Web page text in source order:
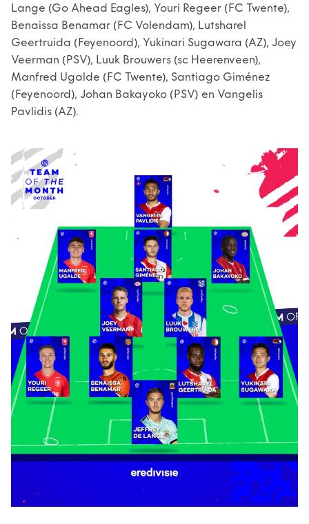
Lange (Go Ahead Eagles), Youri Regeer (FC Twente),
Benaissa Benamar (FC Volendam), Lutsharel
Geertruida (Feyenoord), Yukinari Sugawara (AZ), Joey
Veerman (PSV), Luuk Brouwers (sc Heerenveen),
Manfred Ugalde (FC Twente), Santiago Giménez
(Feyenoord), Johan Bakayoko (PSV) en Vangelis
Pavlidis (AZ).